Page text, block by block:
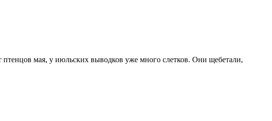
птенцов мая, у июльских выводков уже много слетков. Они щебетали,